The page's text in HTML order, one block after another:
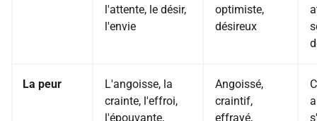
l'attente, le désir,
l'envie
optimiste,
désireux
La peur
L'angoisse, la
crainte, l'effroi,
l'épouvante,
Angoissé,
craintif,
effrayé,